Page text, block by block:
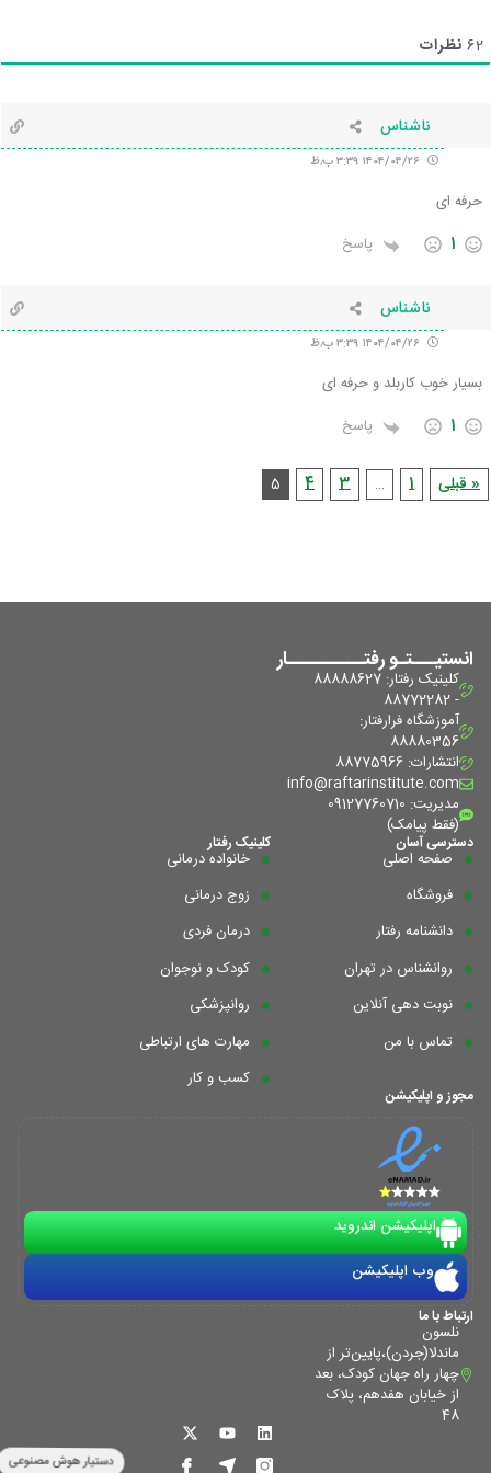
62 نظرات
ناشناس
حرفه ای
1 پاسخ
ناشناس
بسیار خوب کاربلد و حرفه ای
1 پاسخ
« قبلی 1
…
3
4
5
انستیـــتـو رفتــــــــــار
کلینیک رفتار: 88888627
- 88772282
آموزشگاه فرا‌رفتار:
88880356
انتشارات: 88775966
info@raftarinstitute.com
مدیریت: 09127760710
(فقط پیامک)
دسترسی آسان
صفحه اصلی
فروشگاه
دانشنامه رفتار
روانشناس در تهران
نوبت دهی آنلاین
تماس با من
کلینیک رفتار
خانواده درمانی
زوج درمانی
درمان فردی
کودک و نوجوان
روانپزشکی
مهارت های ارتباطی
کسب و کار
مجوز و اپلیکیشن
اپلیکیشن اندروید
وب اپلیکیشن
ارتباط با ما
نلسون
ماندلا(جردن)،پایین‌تر از
چهار راه جهان کودک، بعد
از خیابان هفدهم، پلاک
48